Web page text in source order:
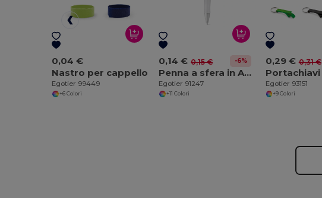
0,04 €
Nastro per cappello
Egotier 99449
+6 Colori
0,14 € 0,15 € -6%
Penna a sfera in ABS con finitura antiscivolo e clip
Egotier 91247
+11 Colori
0,29 € 0,31 €
Egotier 93151
+9 Colori